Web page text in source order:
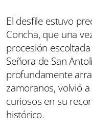
El desfile estuvo
Concha, que una
procesión
Señora de San
profundamente
zamoranos, volvió
curiosos en su
histórico.